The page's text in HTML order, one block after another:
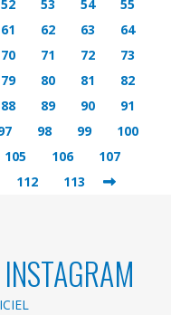
52 53 54
55
61 62 63
64
70 71 72
73
79 80 81
82
88 89 90
91
98 99
100
105 106
107
112 113